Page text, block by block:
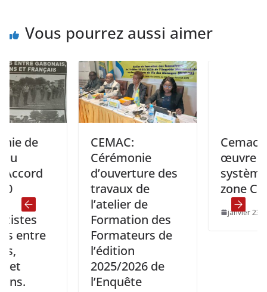
Vous pourrez aussi aimer
CEMAC:
Cérémonie
d’ouverture des
travaux de
l’atelier de
Formation des
Formateurs de
l’édition
2025/2026 de
l’Enquête
Cemac: Mise
œuvre du
système LMD
zone CEMAC
janvier 23, 2025